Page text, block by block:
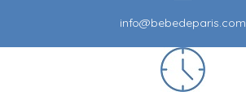
info@bebedeparis.com